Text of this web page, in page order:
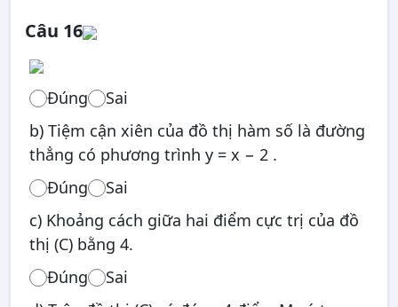
Câu 16
Đúng
Sai
b) Tiệm cận xiên của đồ thị hàm số là đường
thẳng có phương trình y = x − 2 .
Đúng
Sai
c) Khoảng cách giữa hai điểm cực trị của đồ
thị (C) bằng 4.
Đúng
Sai